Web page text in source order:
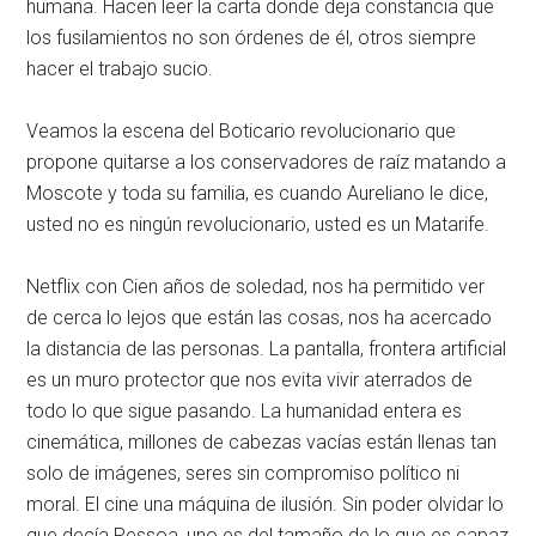
humana. Hacen leer la carta donde deja constancia que
los fusilamientos no son órdenes de él, otros siempre
hacer el trabajo sucio.
Veamos la escena del Boticario revolucionario que
propone quitarse a los conservadores de raíz matando a
Moscote y toda su familia, es cuando Aureliano le dice,
usted no es ningún revolucionario, usted es un Matarife.
Netflix con Cien años de soledad, nos ha permitido ver
de cerca lo lejos que están las cosas, nos ha acercado
la distancia de las personas. La pantalla, frontera artificial
es un muro protector que nos evita vivir aterrados de
todo lo que sigue pasando. La humanidad entera es
cinemática, millones de cabezas vacías están llenas tan
solo de imágenes, seres sin compromiso político ni
moral. El cine una máquina de ilusión. Sin poder olvidar lo